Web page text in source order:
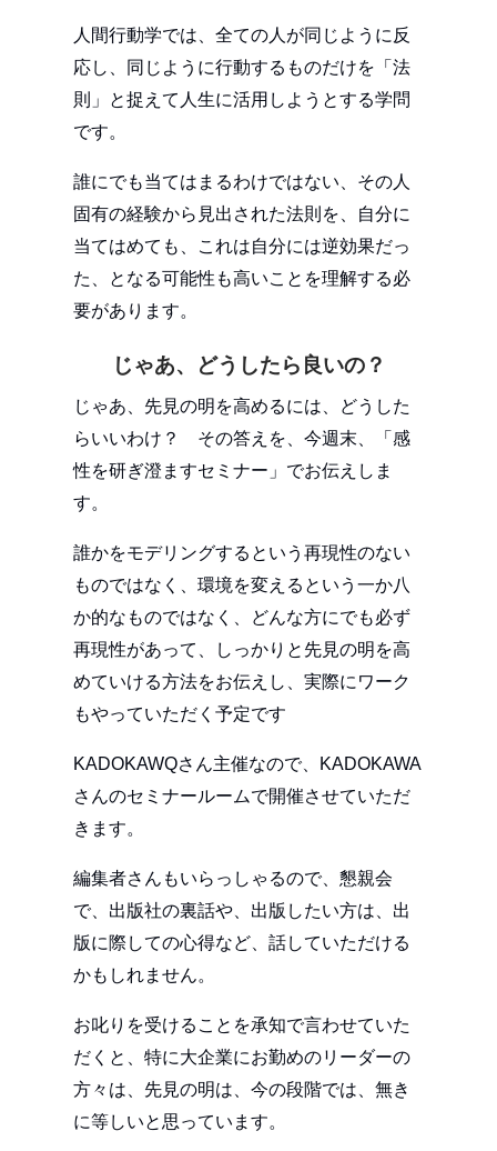
人間行動学では、全ての人が同じように反
応し、同じように行動するものだけを「法
則」と捉えて人生に活用しようとする学問
です。
誰にでも当てはまるわけではない、その人
固有の経験から見出された法則を、自分に
当てはめても、これは自分には逆効果だっ
た、となる可能性も高いことを理解する必
要があります。
じゃあ、どうしたら良いの？
じゃあ、先見の明を高めるには、どうした
らいいわけ？ その答えを、今週末、「感
性を研ぎ澄ますセミナー」でお伝えしま
す。
誰かをモデリングするという再現性のない
ものではなく、環境を変えるという一か八
か的なものではなく、どんな方にでも必ず
再現性があって、しっかりと先見の明を高
めていける方法をお伝えし、実際にワーク
もやっていただく予定です
KADOKAWQさん主催なので、KADOKAWA
さんのセミナールームで開催させていただ
きます。
編集者さんもいらっしゃるので、懇親会
で、出版社の裏話や、出版したい方は、出
版に際しての心得など、話していただける
かもしれません。
お叱りを受けることを承知で言わせていた
だくと、特に大企業にお勤めのリーダーの
方々は、先見の明は、今の段階では、無き
に等しいと思っています。